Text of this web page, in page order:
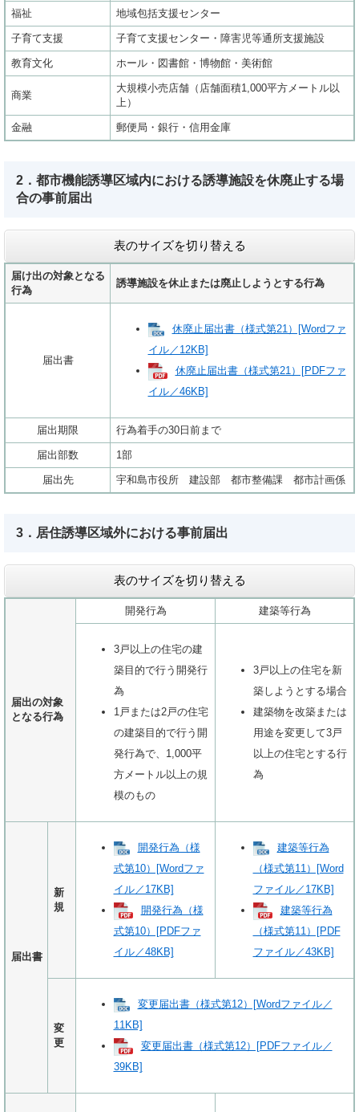
福祉 地域包括支援センター
子育て支援 子育て支援センター・障害児等通所支援施設
教育文化 ホール・図書館・博物館・美術館
商業
大規模小売店舗（店舗面積1,000平方メートル以
上）
金融 郵便局・銀行・信用金庫
2．都市機能誘導区域内における誘導施設を休廃止する場
合の事前届出
表のサイズを切り替える
届け出の対象となる
行為
誘導施設を休止または廃止しようとする行為
届出書
休廃止届出書（様式第21）[Wordファ
イル／12KB]
休廃止届出書（様式第21）[PDFファ
イル／46KB]
届出期限 行為着手の30日前まで
届出部数 1部
届出先 宇和島市役所 建設部 都市整備課 都市計画係
3．居住誘導区域外における事前届出
表のサイズを切り替える
届出の対象
となる行為
開発行為 建築等行為
3戸以上の住宅の建
築目的で行う開発行
為
1戸または2戸の住宅
の建築目的で行う開
発行為で、1,000平
方メートル以上の規
模のもの
3戸以上の住宅を新
築しようとする場合
建築物を改築または
用途を変更して3戸
以上の住宅とする行
為
届出書
新
規
開発行為（様
式第10）[Wordファ
イル／17KB]
開発行為（様
式第10）[PDFファ
イル／48KB]
建築等行為
（様式第11）[Word
ファイル／17KB]
建築等行為
（様式第11）[PDF
ファイル／43KB]
変
更
変更届出書（様式第12）[Wordファイル／
11KB]
変更届出書（様式第12）[PDFファイル／
39KB]